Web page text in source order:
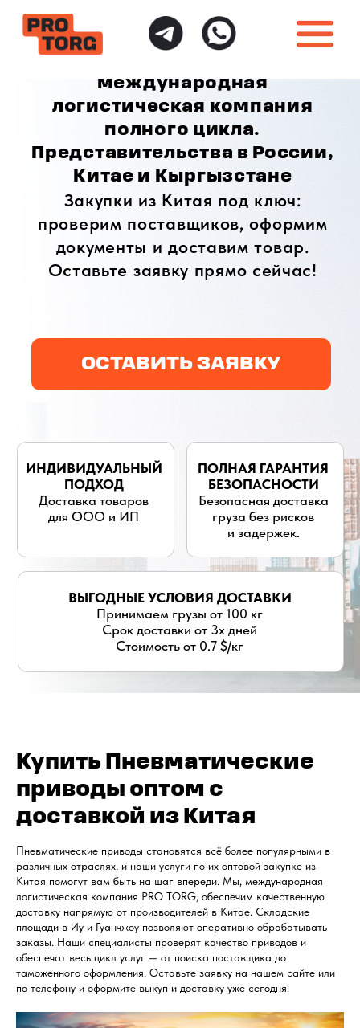
логистическая компания
полного цикла.
Представительства в России,
Китае и Кыргызстане
проверим поставщиков, оформим
документы и доставим товар.
Оставьте заявку прямо сейчас!
ОСТАВИТЬ ЗАЯВКУ
Срок доставки от 3х дней
Стоимость от 0.7 $/кг
Безопасная доставка
груза без рисков
Доставка товаров
для ООО и ИП
Купить Пневматические
приводы оптом с
доставкой из Китая
Пневматические приводы становятся всё более популярными в
различных отраслях, и наши услуги по их оптовой закупке из
Китая помогут вам быть на шаг впереди. Мы, международная
логистическая компания PRO TORG, обеспечим качественную
доставку напрямую от производителей в Китае. Складские
площади в Иу и Гуанчжоу позволяют оперативно обрабатывать
заказы. Наши специалисты проверят качество приводов и
обеспечат весь цикл услуг — от поиска поставщика до
таможенного оформления. Оставьте заявку на нашем сайте или
по телефону и оформите выкуп и доставку уже сегодня!